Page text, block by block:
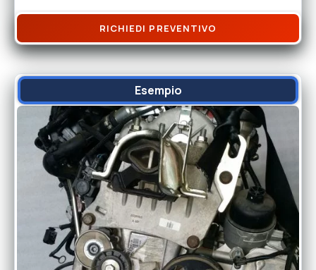
RICHIEDI PREVENTIVO
Esempio